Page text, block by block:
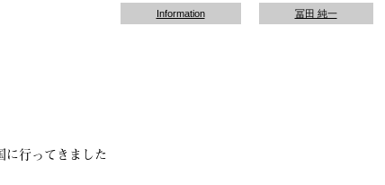
Information 冨田 純一
に行ってきました